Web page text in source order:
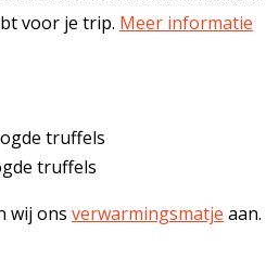
voor je trip. Meer informatie
truffels
truffels
wij ons verwarmingsmatje aan.